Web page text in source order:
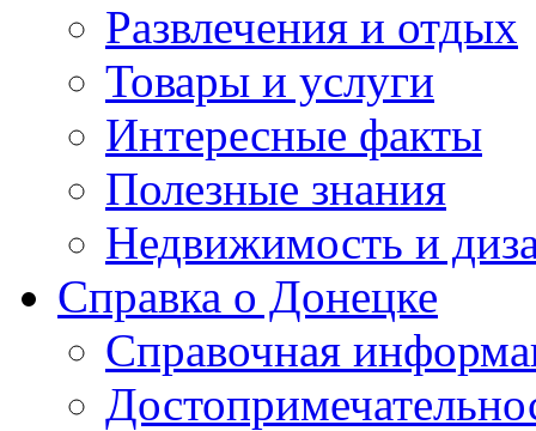
Развлечения и отдых
Товары и услуги
Интересные факты
Полезные знания
Недвижимость и
Справка о Донецке
Справочная